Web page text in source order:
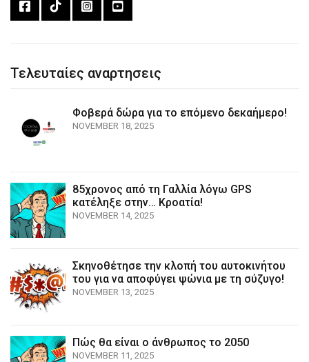
Τελευταίες αναρτησεις
Φοβερά δώρα για το επόμενο δεκαήμερο!
NOVEMBER 18, 2025
85χρονος από τη Γαλλία λόγω GPS
κατέληξε στην… Κροατία!
NOVEMBER 14, 2025
Σκηνοθέτησε την κλοπή του αυτοκινήτου
του για να αποφύγει ψώνια με τη σύζυγο!
NOVEMBER 13, 2025
Πώς θα είναι ο άνθρωπος το 2050
NOVEMBER 11, 2025